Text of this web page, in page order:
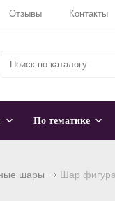
Отзывы Контакты
По тематике
шары Шар